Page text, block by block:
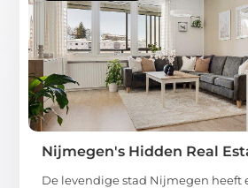
Nijmegen's Hidden Real
De levendige stad Nijmegen heeft